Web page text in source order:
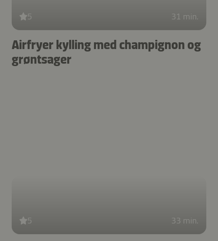
5 31 min.
Airfryer kylling med champignon og
grøntsager
5 33 min.